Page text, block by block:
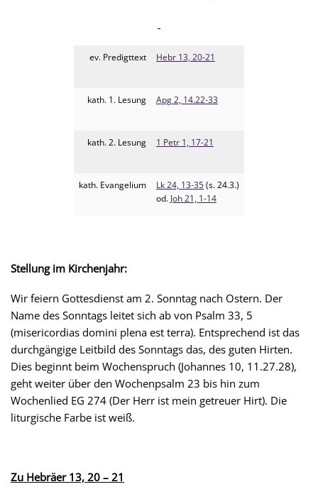
ev. Predigttext
kath. 1. Lesung
kath. 2. Lesung
kath. Evangelium
Hebr 13, 20-21
Apg 2, 14.22-33
1 Petr 1, 17-21
Lk 24, 13-35(s. 24.3.)
od. Joh 21, 1-14
Stellung im Kirchenjahr:
Wir feiern Gottesdienst am 2. Sonntag nach Ostern. Der
Name des Sonntags leitet sich ab von Psalm 33, 5
(misericordias domini plena est terra). Entsprechend ist das
durchgängige Leitbild des Sonntags das, des guten Hirten.
Dies beginnt beim Wochenspruch (Johannes 10, 11.27.28),
geht weiter über den Wochenpsalm 23 bis hin zum
Wochenlied EG 274 (Der Herr ist mein getreuer Hirt). Die
liturgische Farbe ist weiß.
Zu Hebräer 13, 20 – 21